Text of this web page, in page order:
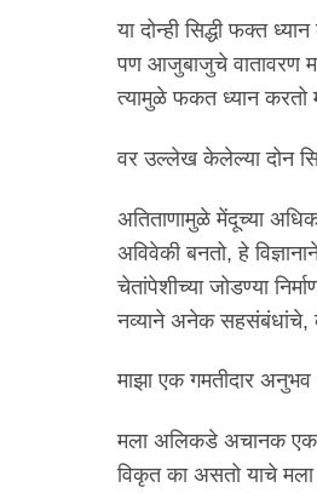
या दोन्ही सिद्धी फक्त
पण आजुबाजुचे वातावरण
त्यामुळे फकत ध्यान करतो
वर उल्लेख केलेल्या दोन
अतिताणामुळे मेंदूच्या
अविवेकी बनतो, हे
चेतांपेशीच्या जोडण्या
नव्याने अनेक सहसंबंधांचे,
माझा एक गमतीदार अनुभव
मला अलिकडे अचानक एक
विकृत का असतो याचे मला